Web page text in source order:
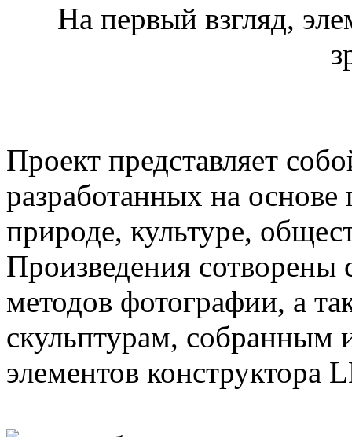
На первый взгляд,
Проект представляет
разработанных на основе
природе, культуре,
Произведения сотворены
методов фотографии, а
скульптурам, собранным
элементов конструктора